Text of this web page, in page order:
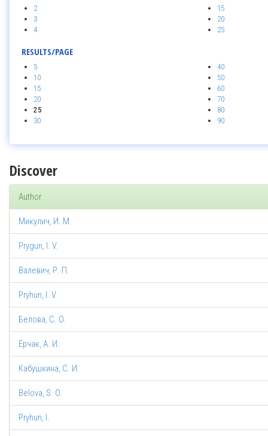
2
3
4
15
20
25
RESULTS/PAGE
5
10
15
20
25
30
40
50
60
70
80
90
Discover
Author
Микулич, И. М.
Prygun, I. V.
Валевич, Р. П.
Pryhun, I. V.
Белова, С. О.
Ерчак, А. И.
Кабушкина, С. И.
Belova, S. O.
Pryhun, I.